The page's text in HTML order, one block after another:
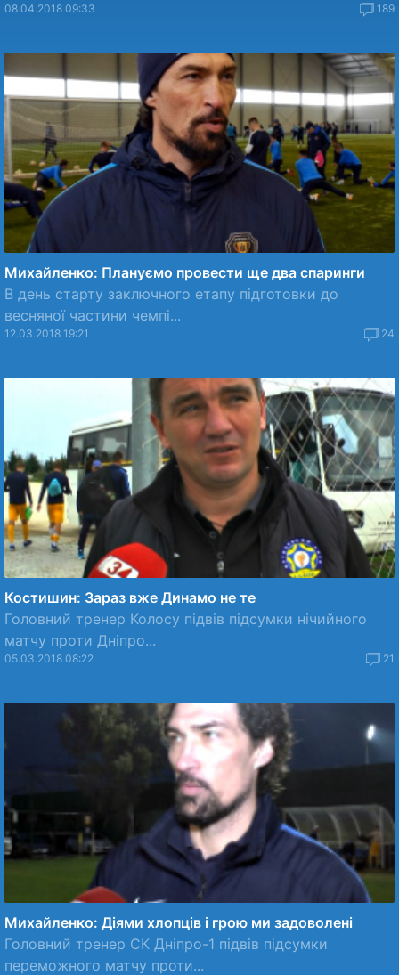
08.04.2018 09:33 189
Михайленко: Плануємо провести ще два спаринги
В день старту заключного етапу підготовки до
весняної частини чемпі...
12.03.2018 19:21 24
Костишин: Зараз вже Динамо не те
Головний тренер Колосу підвів підсумки нічийного
матчу проти Дніпро...
05.03.2018 08:22 21
Михайленко: Діями хлопців і грою ми задоволені
Головний тренер СК Дніпро-1 підвів підсумки
переможного матчу проти...